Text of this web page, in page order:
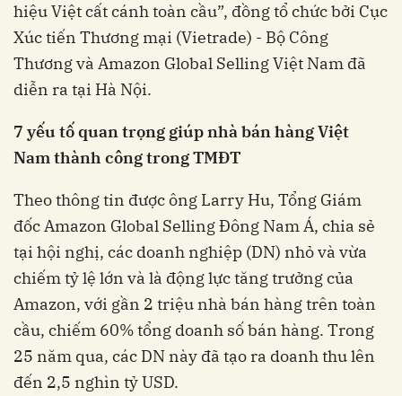
hiệu Việt cất cánh toàn cầu”, đồng tổ chức bởi Cục
Xúc tiến Thương mại (Vietrade) - Bộ Công
Thương và Amazon Global Selling Việt Nam đã
diễn ra tại Hà Nội.
7 yếu tố quan trọng giúp nhà bán hàng Việt
Nam thành công trong TMĐT
Theo thông tin được ông Larry Hu, Tổng Giám
đốc Amazon Global Selling Đông Nam Á, chia sẻ
tại hội nghị, các doanh nghiệp (DN) nhỏ và vừa
chiếm tỷ lệ lớn và là động lực tăng trưởng của
Amazon, với gần 2 triệu nhà bán hàng trên toàn
cầu, chiếm 60% tổng doanh số bán hàng. Trong
25 năm qua, các DN này đã tạo ra doanh thu lên
đến 2,5 nghìn tỷ USD.